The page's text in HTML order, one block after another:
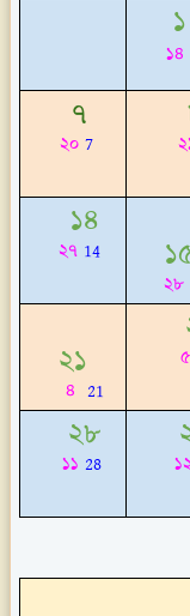
১
১৪
৭
২০ 7
১৪
২৭ 14
২৮
২১
৪ 21
৫
২৮
১১ 28